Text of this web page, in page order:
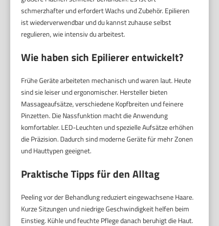
schmerzhafter und erfordert Wachs und Zubehör. Epilieren
ist wiederverwendbar und du kannst zuhause selbst
regulieren, wie intensiv du arbeitest.
Wie haben sich Epilierer entwickelt?
Frühe Geräte arbeiteten mechanisch und waren laut. Heute
sind sie leiser und ergonomischer. Hersteller bieten
Massageaufsätze, verschiedene Kopfbreiten und feinere
Pinzetten. Die Nassfunktion macht die Anwendung
komfortabler. LED-Leuchten und spezielle Aufsätze erhöhen
die Präzision. Dadurch sind moderne Geräte für mehr Zonen
und Hauttypen geeignet.
Praktische Tipps für den Alltag
Peeling vor der Behandlung reduziert eingewachsene Haare.
Kurze Sitzungen und niedrige Geschwindigkeit helfen beim
Einstieg. Kühle und feuchte Pflege danach beruhigt die Haut.